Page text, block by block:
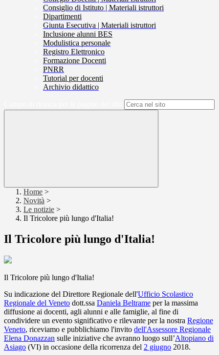
Consiglio di Istituto | Materiali istruttori
Dipartimenti
Giunta Esecutiva | Materiali istruttori
Inclusione alunni BES
Modulistica personale
Registro Elettronico
Formazione Docenti
PNRR
Tutorial per docenti
Archivio didattico
Home >
Novità >
Le notizie >
Il Tricolore più lungo d'Italia!
Il Tricolore più lungo d'Italia!
Il Tricolore più lungo d'Italia!
Su indicazione del Direttore Regionale dell'Ufficio Scolastico
Regionale del Veneto dott.ssa Daniela Beltrame per la massima
diffusione ai docenti, agli alunni e alle famiglie, al fine di
condividere un evento significativo e rilevante per la nostra Regione
Veneto, riceviamo e pubblichiamo l'invito dell'Assessore Regionale
Elena Donazzan sulle iniziative che avranno luogo sull’Altopiano di
Asiago (VI) in occasione della ricorrenza del 2 giugno 2018.